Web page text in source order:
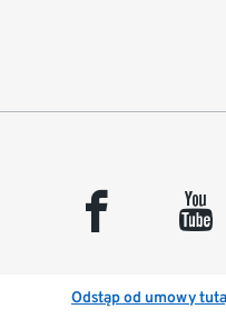
facebook youtube
Odstąp od umowy